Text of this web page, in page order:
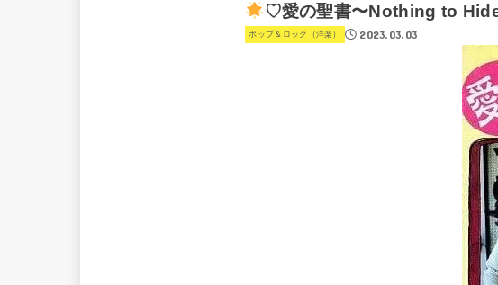
♡愛の聖書〜Nothing to
ポップ＆ロック（洋楽） 2023.03.03